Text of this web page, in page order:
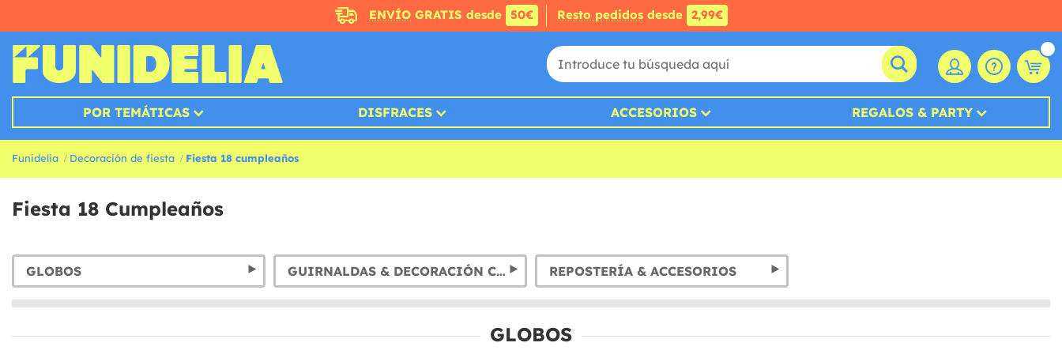
ENVÍOGRATIS desde 50€ Resto pedidosdesde 2,99€
POR TEMÁTICAS DISFRACES ACCESORIOS REGALOS & PARTY
Funidelia Decoración de fiesta Fiesta 18 cumpleaños
Fiesta 18 Cumpleaños
GLOBOS GUIRNALDAS & DECORACIÓN COLGANTE REPOSTERÍA & ACCESORIOS
GLOBOS